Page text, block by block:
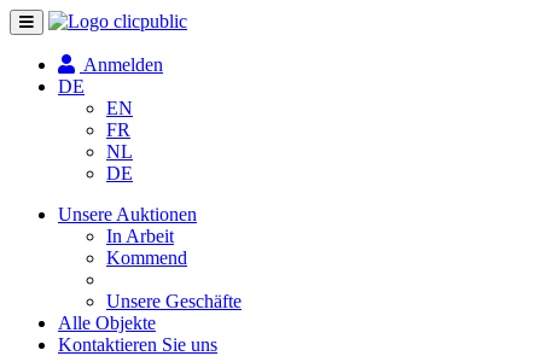
Navigation
umschalten
Anmelden
DE
EN
FR
NL
DE
Unsere Auktionen
In Arbeit
Kommend
Unsere Geschäfte
Alle Objekte
Kontaktieren Sie uns